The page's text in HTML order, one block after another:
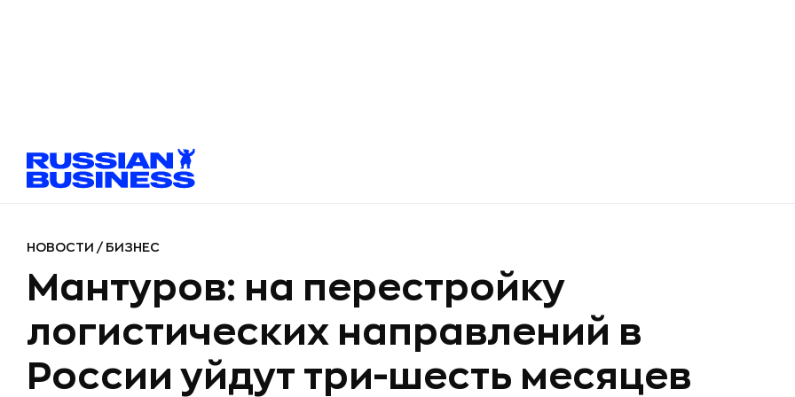
НОВОСТИ / БИЗНЕС
Мантуров: на перестройку
логистических направлений в
России уйдут три-шесть месяцев